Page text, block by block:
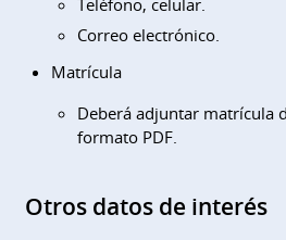
Teléfono, celular.
Correo electrónico.
Matrícula
Deberá adjuntar matrícula
formato PDF.
Otros datos de interés